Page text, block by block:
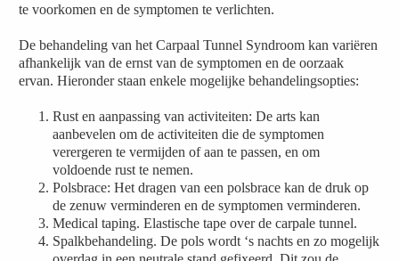
te voorkomen en de symptomen te verlichten.
De behandeling van het Carpaal Tunnel Syndroom kan variëren
afhankelijk van de ernst van de symptomen en de oorzaak
ervan. Hieronder staan enkele mogelijke behandelingsopties:
Rust en aanpassing van activiteiten: De arts kan
aanbevelen om de activiteiten die de symptomen
verergeren te vermijden of aan te passen, en om
voldoende rust te nemen.
Polsbrace: Het dragen van een polsbrace kan de druk op
de zenuw verminderen en de symptomen verminderen.
Medical taping. Elastische tape over de carpale tunnel.
Spalkbehandeling. De pols wordt ‘s nachts en zo mogelijk